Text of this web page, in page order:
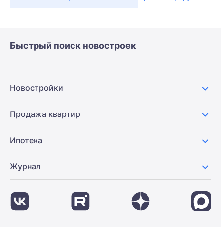
Быстрый поиск новостроек
Новостройки
Продажа квартир
Ипотека
Журнал